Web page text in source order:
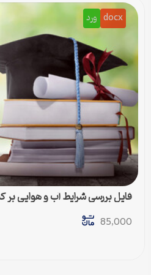
docx ورد
فایل بررسی شرایط آب و هوایی
85,000